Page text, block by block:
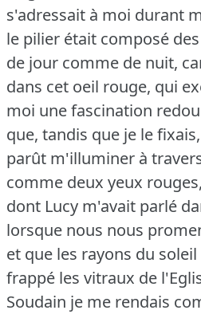
s'adressait à moi durant
le pilier était composé
de jour comme de nuit,
dans cet oeil rouge, qui
moi une fascination
que, tandis que je le
parût m'illuminer à
comme deux yeux
dont Lucy m'avait parlé
lorsque nous nous
et que les rayons du
frappé les vitraux de
Soudain je me rendais